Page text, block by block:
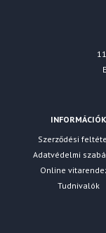
INFORMÁCIÓK
Szerződési
Adatvédelmi
Online
Tudnivalók